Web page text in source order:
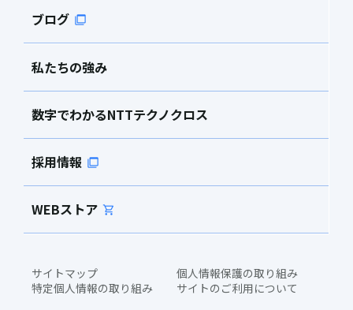
ブログ
私たちの強み
数字でわかるNTTテクノクロス
採用情報
WEBストア
サイトマップ
個人情報保護の取り組み
特定個人情報の取り組み
サイトのご利用について